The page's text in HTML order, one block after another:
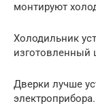
монтируют
Холодильник
изготовленный
Дверки лучше